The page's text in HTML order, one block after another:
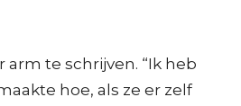
te schrijven. “Ik heb
hoe, als ze er zelf